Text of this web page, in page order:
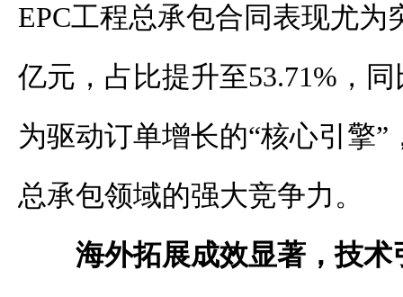
EPC工程总承包合同表现尤为
亿元，占比提升至53.71%，
为驱动订单增长的“核心引擎
总承包领域的强大竞争力。
海外拓展成效显著，技